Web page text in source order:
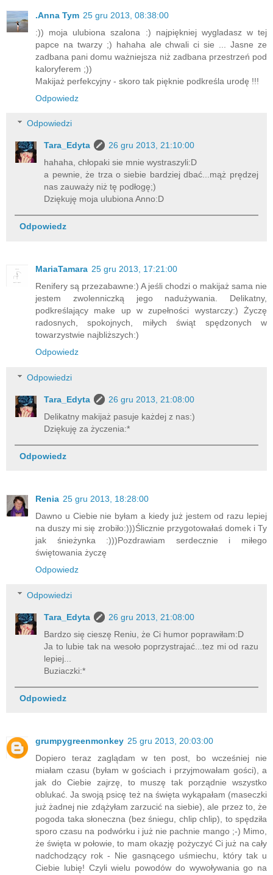
.Anna Tym 25 gru 2013, 08:38:00
:)) moja ulubiona szalona :) najpiękniej wygladasz w tej
papce na twarzy ;) hahaha ale chwali ci sie ... Jasne ze
zadbana pani domu ważniejsza niż zadbana przestrzeń pod
kaloryferem ;))
Makijaż perfekcyjny - skoro tak pięknie podkreśla urodę !!!
Odpowiedz
Odpowiedzi
Tara_Edyta
26 gru 2013, 21:10:00
hahaha, chłopaki sie mnie wystraszyli:D
a pewnie, że trza o siebie bardziej dbać...mąż prędzej
nas zauważy niż tę podłogę;)
Dziękuję moja ulubiona Anno:D
Odpowiedz
MariaTamara 25 gru 2013, 17:21:00
Renifery są przezabawne:) A jeśli chodzi o makijaż sama nie
jestem zwolenniczką jego nadużywania. Delikatny,
podkreślający make up w zupełności wystarczy:) Życzę
radosnych, spokojnych, miłych świąt spędzonych w
towarzystwie najbliższych:)
Odpowiedz
Odpowiedzi
Tara_Edyta
26 gru 2013, 21:08:00
Delikatny makijaż pasuje każdej z nas:)
Dziękuję za życzenia:*
Odpowiedz
Renia 25 gru 2013, 18:28:00
Dawno u Ciebie nie byłam a kiedy już jestem od razu lepiej
na duszy mi się zrobiło:)))Ślicznie przygotowałaś domek i Ty
jak śnieżynka :)))Pozdrawiam serdecznie i miłego
świętowania życzę
Odpowiedz
Odpowiedzi
Tara_Edyta
26 gru 2013, 21:08:00
Bardzo się cieszę Reniu, że Ci humor poprawiłam:D
Ja to lubie tak na wesoło poprzystrajać...tez mi od razu
lepiej...
Buziaczki:*
Odpowiedz
grumpygreenmonkey 25 gru 2013, 20:03:00
Dopiero teraz zaglądam w ten post, bo wcześniej nie
miałam czasu (byłam w gościach i przyjmowałam gości), a
jak do Ciebie zajrzę, to muszę tak porządnie wszystko
oblukać. Ja swoją psicę też na święta wykąpałam (maseczki
już żadnej nie zdążyłam zarzucić na siebie), ale przez to, że
pogoda taka słoneczna (bez śniegu, chlip chlip), to spędziła
sporo czasu na podwórku i już nie pachnie mango ;-) Mimo,
że święta w połowie, to mam okazję pożyczyć Ci już na cały
nadchodzący rok - Nie gasnącego uśmiechu, który tak u
Ciebie lubię! Czyli wielu powodów do wywoływania go na